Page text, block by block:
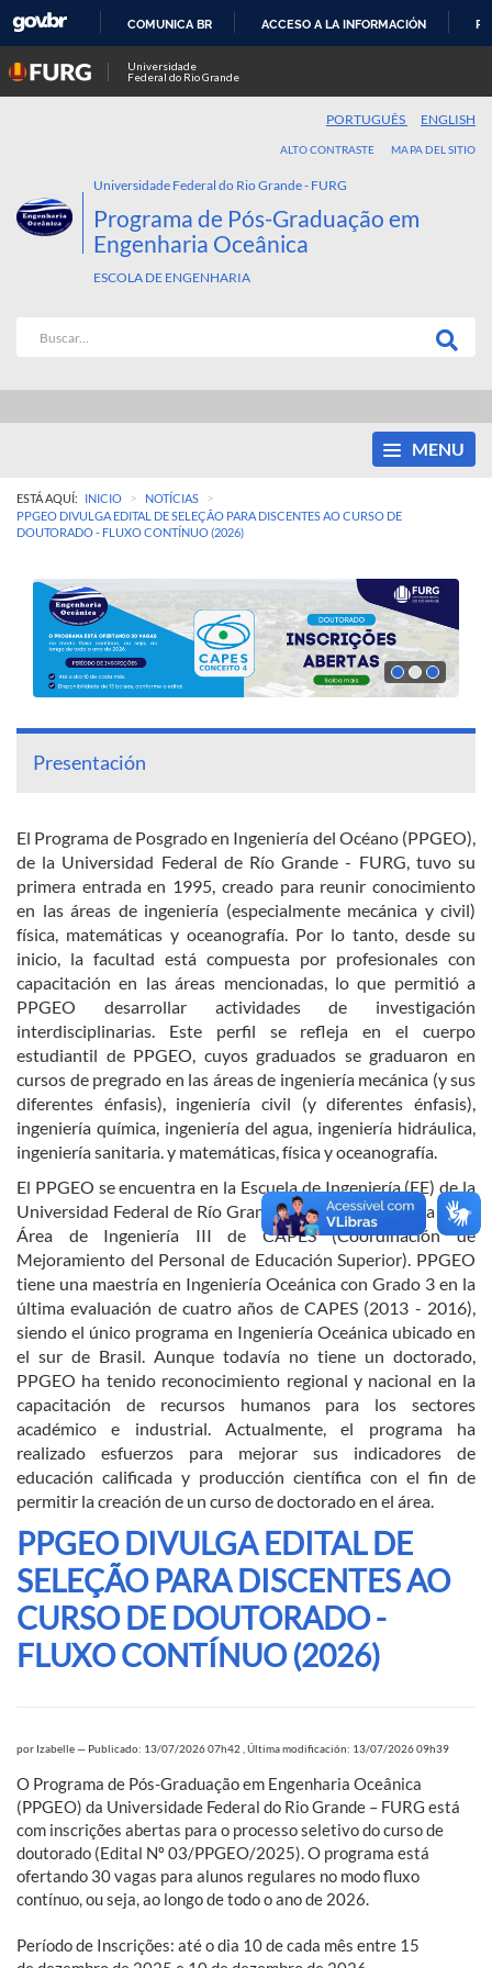
COMUNICA BR ACCESO A LA INFORMACIÓN
Universidade
Federal do Rio Grande
PORTUGUÊS ENGLISH
ALTO CONTRASTE MAPA DEL SITIO
Universidade Federal do Rio Grande - FURG
Programa de Pós-Graduação em
Engenharia Oceânica
ESCOLA DE ENGENHARIA
MENU
ESTÁ AQUÍ: INICIO > NOTÍCIAS >
PPGEO DIVULGA EDITAL DE SELEÇÃO PARA DISCENTES AO CURSO DE
DOUTORADO - FLUXO CONTÍNUO (2026)
Presentación
El Programa de Posgrado en Ingeniería del Océano (PPGEO),
de la Universidad Federal de Río Grande - FURG, tuvo su
primera entrada en 1995, creado para reunir conocimiento
en las áreas de ingeniería (especialmente mecánica y civil)
física, matemáticas y oceanografía. Por lo tanto, desde su
inicio, la facultad está compuesta por profesionales con
capacitación en las áreas mencionadas, lo que permitió a
PPGEO desarrollar actividades de investigación
interdisciplinarias. Este perfil se refleja en el cuerpo
estudiantil de PPGEO, cuyos graduados se graduaron en
cursos de pregrado en las áreas de ingeniería mecánica (y sus
diferentes énfasis), ingeniería civil (y diferentes énfasis),
ingeniería química, ingeniería del agua, ingeniería hidráulica,
ingeniería sanitaria. y matemáticas, física y oceanografía.
El PPGEO se encuentra en la Escuela de Ingeniería (EE) de la
Universidad Federal de Río Grande (FURG) y se evalúa en el
Área de Ingeniería III de CAPES (Coordinación de
Mejoramiento del Personal de Educación Superior). PPGEO
tiene una maestría en Ingeniería Oceánica con Grado 3 en la
última evaluación de cuatro años de CAPES (2013 - 2016),
siendo el único programa en Ingeniería Oceánica ubicado en
el sur de Brasil. Aunque todavía no tiene un doctorado,
PPGEO ha tenido reconocimiento regional y nacional en la
capacitación de recursos humanos para los sectores
académico e industrial. Actualmente, el programa ha
realizado esfuerzos para mejorar sus indicadores de
educación calificada y producción científica con el fin de
permitir la creación de un curso de doctorado en el área.
PPGEO DIVULGA EDITAL DE
SELEÇÃO PARA DISCENTES AO
CURSO DE DOUTORADO -
FLUXO CONTÍNUO (2026)
por Izabelle— Publicado: 13/07/2026 07h42 Última modificación: 13/07/2026 09h39
O Programa de Pós-Graduação em Engenharia Oceânica
(PPGEO) da Universidade Federal do Rio Grande – FURG está
com inscrições abertas para o processo seletivo do curso de
doutorado (Edital Nº 03/PPGEO/2025). O programa está
ofertando 30 vagas para alunos regulares no modo fluxo
contínuo, ou seja, ao longo de todo o ano de 2026.
Período de Inscrições: até o dia 10 de cada mês entre 15